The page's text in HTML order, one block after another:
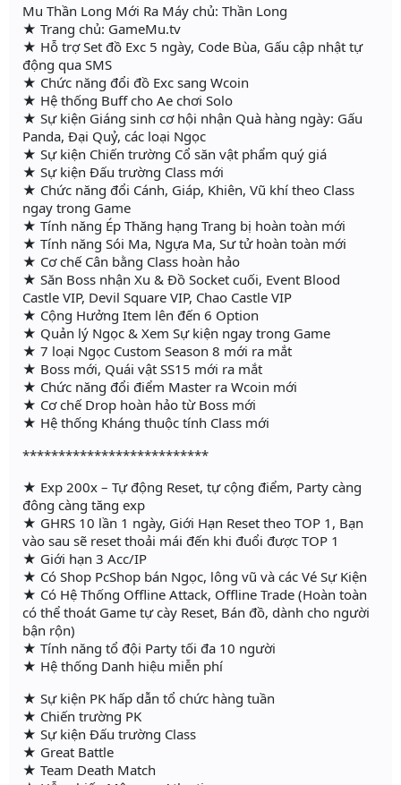
Mu Thần Long Mới Ra Máy chủ: Thần Long
★ Trang chủ: GameMu.tv
★ Hỗ trợ Set đồ Exc 5 ngày, Code Bùa, Gấu cập nhật tự
động qua SMS
★ Chức năng đổi đồ Exc sang Wcoin
★ Hệ thống Buff cho Ae chơi Solo
★ Sự kiện Giáng sinh cơ hội nhận Quà hàng ngày: Gấu
Panda, Đại Quỷ, các loại Ngọc
★ Sự kiện Chiến trường Cổ săn vật phẩm quý giá
★ Sự kiện Đấu trường Class mới
★ Chức năng đổi Cánh, Giáp, Khiên, Vũ khí theo Class
ngay trong Game
★ Tính năng Ép Thăng hạng Trang bị hoàn toàn mới
★ Tính năng Sói Ma, Ngựa Ma, Sư tử hoàn toàn mới
★ Cơ chế Cân bằng Class hoàn hảo
★ Săn Boss nhận Xu & Đồ Socket cuối, Event Blood
Castle VIP, Devil Square VIP, Chao Castle VIP
★ Cộng Hưởng Item lên đến 6 Option
★ Quản lý Ngọc & Xem Sự kiện ngay trong Game
★ 7 loại Ngọc Custom Season 8 mới ra mắt
★ Boss mới, Quái vật SS15 mới ra mắt
★ Chức năng đổi điểm Master ra Wcoin mới
★ Cơ chế Drop hoàn hảo từ Boss mới
★ Hệ thống Kháng thuộc tính Class mới
**************************
★ Exp 200x – Tự động Reset, tự cộng điểm, Party càng
đông càng tăng exp
★ GHRS 10 lần 1 ngày, Giới Hạn Reset theo TOP 1, Bạn
vào sau sẽ reset thoải mái đến khi đuổi được TOP 1
★ Giới hạn 3 Acc/IP
★ Có Shop PcShop bán Ngọc, lông vũ và các Vé Sự Kiện
★ Có Hệ Thống Offline Attack, Offline Trade (Hoàn toàn
có thể thoát Game tự cày Reset, Bán đồ, dành cho người
bận rộn)
★ Tính năng tổ đội Party tối đa 10 người
★ Hệ thống Danh hiệu miễn phí
★ Sự kiện PK hấp dẫn tổ chức hàng tuần
★ Chiến trường PK
★ Sự kiện Đấu trường Class
★ Great Battle
★ Team Death Match